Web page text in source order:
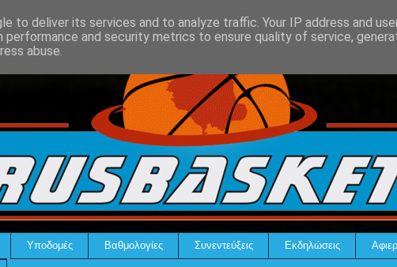
Υποδομές Βαθμολογίες Συνεντεύξεις Εκδηλώσεις
to deliver its services and to analyze traffic. Your IP address and
performance and security metrics to ensure quality of service,
abuse.